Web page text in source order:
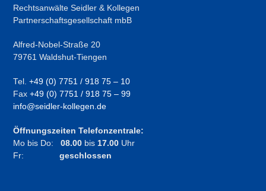
Rechtsanwälte Seidler & Kollegen
Partnerschaftsgesellschaft mbB
Alfred-Nobel-Straße 20
79761 Waldshut-Tiengen
Tel.+49 (0) 7751 / 918 75 – 10
Fax+49 (0) 7751 / 918 75 – 99
info@seidler-kollegen.de
Öffnungszeiten Telefonzentrale:
Mo bis Do:08.00 bis17.00 Uhr
Fr:geschlossen